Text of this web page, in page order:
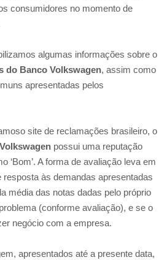
consumidores no momento de
algumas informações sobre o
do Banco Volkswagen, assim como
apresentadas pelos
site de reclamações brasileiro, o
possui uma reputação
‘Bom’. A forma de avaliação leva em
às demandas apresentadas
média das notas dadas pelo próprio
(conforme avaliação), e se o
negócio com a empresa.
apresentados até a presente data,